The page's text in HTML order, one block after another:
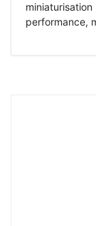
performance,